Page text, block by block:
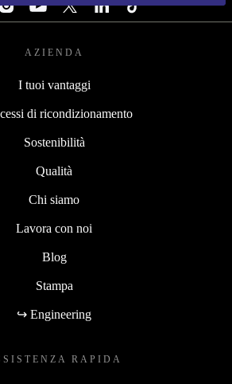
AZIENDA
I tuoi vantaggi
di ricondizionamento
Sostenibilità
Qualità
Chi siamo
Lavora con noi
Blog
Stampa
↪ Engineering
RAPIDA